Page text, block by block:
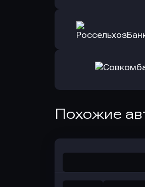
Оправить заявку
в Примсоцбанк
Оправить
в
Похожие